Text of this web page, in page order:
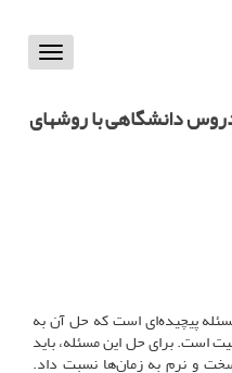
Toggle
دانشگاهی با روشهای
پیچیده‌ای است که حل آن به
است. برای حل این مسئله، باید
و نرم به زمان‌ها نسبت داد.